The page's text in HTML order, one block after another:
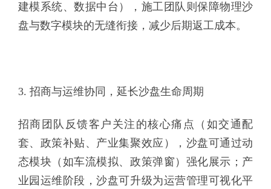
建模系统、数据中台），施工团队则保障物理沙
盘与数字模块的无缝衔接，减少后期返工成本。
3. 招商与运维协同，延长沙盘生命周期
招商团队反馈客户关注的核心痛点（如交通配
套、政策补贴、产业集聚效应），沙盘可通过动
态模块（如车流模拟、政策弹窗）强化展示；产
业园运维阶段，沙盘可升级为运营管理可视化平